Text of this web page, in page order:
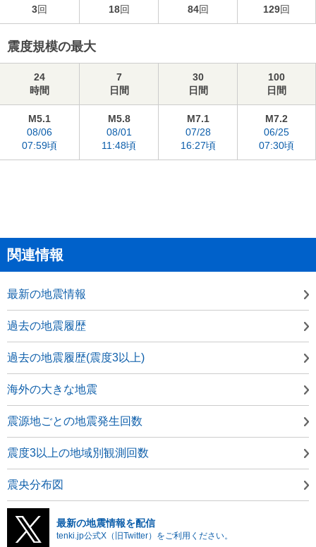
3回 18回 84回 129回
震度規模の最大
24
時間
7
日間
30
日間
100
日間
M5.1
08/06
07:59頃
M5.8
08/01
11:48頃
M7.1
07/28
16:27頃
M7.2
06/25
07:30頃
関連情報
最新の地震情報
過去の地震履歴
過去の地震履歴(震度3以上)
海外の大きな地震
震源地ごとの地震発生回数
震度3以上の地域別観測回数
震央分布図
最新の地震情報を配信
tenki.jp公式X（旧Twitter）をご利用ください。